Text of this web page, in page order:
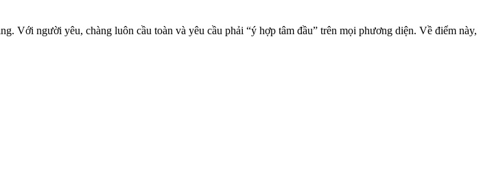
Với người yêu, chàng luôn cầu toàn và yêu cầu phải “ý hợp tâm đầu” trên mọi phương diện. Về điểm này,